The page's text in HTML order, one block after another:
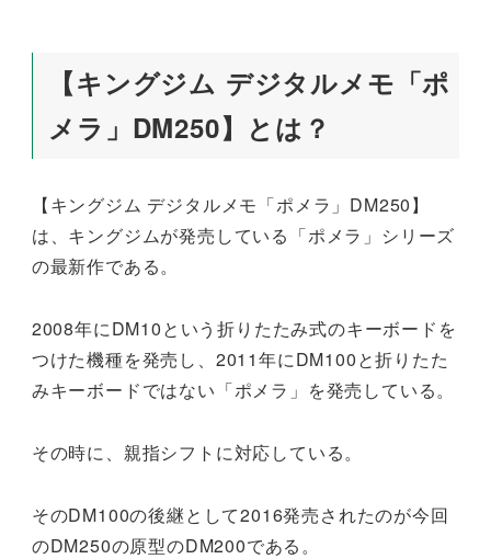
【キングジム デジタルメモ「ポ
メラ」DM250】とは？
【キングジム デジタルメモ「ポメラ」DM250】
は、キングジムが発売している「ポメラ」シリーズ
の最新作である。
2008年にDM10という折りたたみ式のキーボードを
つけた機種を発売し、2011年にDM100と折りたた
みキーボードではない「ポメラ」を発売している。
その時に、親指シフトに対応している。
そのDM100の後継として2016発売されたのが今回
のDM250の原型のDM200である。